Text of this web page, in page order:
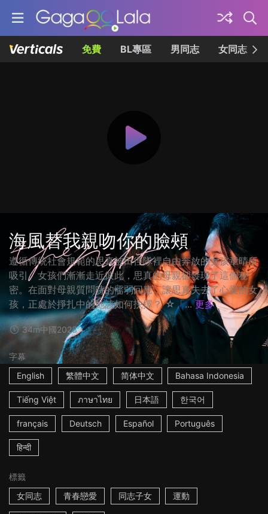
免費 BL專區 男同志 女同志
海風替我親吻你的臉頰
遵循傳統社會規範的思真被⽥徑隊裡⾃由奔放的女孩章晴所
吸引。女孩們漸漸⾛近彼此，思真的⺟親卻發現了這個秘
密。在⾯對⺟親質問時的懦弱回應，讓思真失去了⼼愛的女
孩，正處於掙扎中的她該如何抉擇？ ☆「... 更多
34m中國2023
字幕
English
繁體中文 简体中文 Bahasa Indonesia
Tiếng Việt ภาษาไทย 日本語 한국어
français Deutsch Español Português
हिन्दी
標籤
女同志
青春戀愛 同志子女 運動